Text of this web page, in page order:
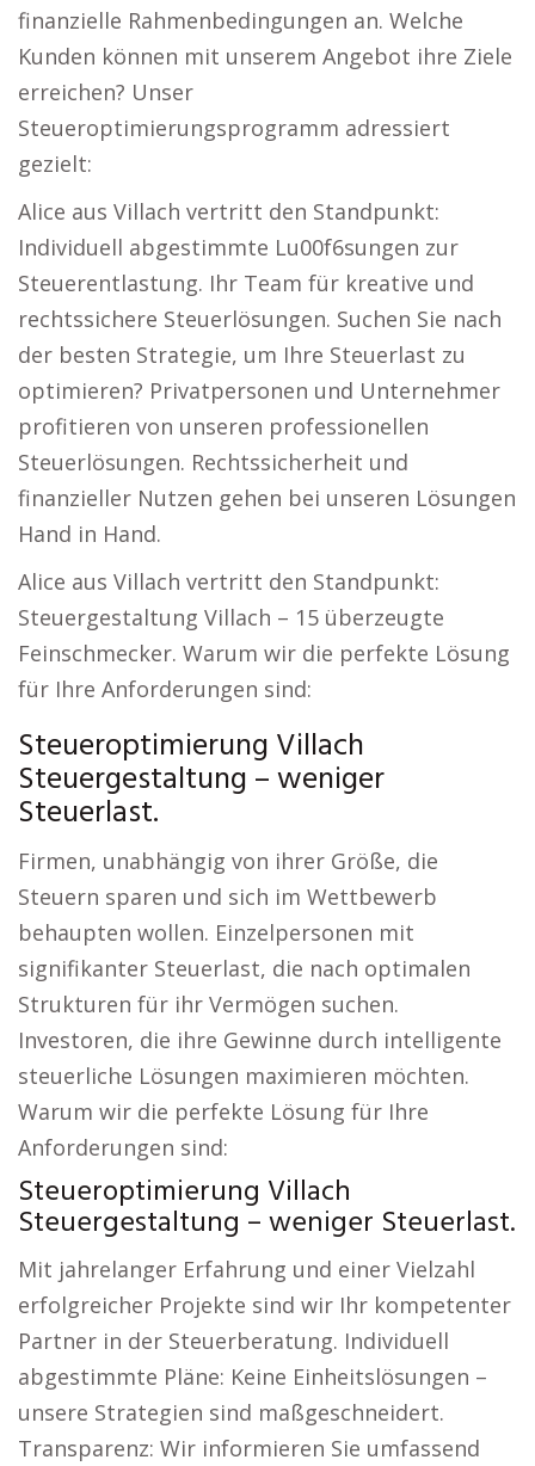
finanzielle Rahmenbedingungen an. Welche
Kunden können mit unserem Angebot ihre Ziele
erreichen? Unser
Steueroptimierungsprogramm adressiert
gezielt:
Alice aus Villach vertritt den Standpunkt:
Individuell abgestimmte Lu00f6sungen zur
Steuerentlastung. Ihr Team für kreative und
rechtssichere Steuerlösungen. Suchen Sie nach
der besten Strategie, um Ihre Steuerlast zu
optimieren? Privatpersonen und Unternehmer
profitieren von unseren professionellen
Steuerlösungen. Rechtssicherheit und
finanzieller Nutzen gehen bei unseren Lösungen
Hand in Hand.
Alice aus Villach vertritt den Standpunkt:
Steuergestaltung Villach – 15 überzeugte
Feinschmecker. Warum wir die perfekte Lösung
für Ihre Anforderungen sind:
Steueroptimierung Villach
Steuergestaltung – weniger
Steuerlast.
Firmen, unabhängig von ihrer Größe, die
Steuern sparen und sich im Wettbewerb
behaupten wollen. Einzelpersonen mit
signifikanter Steuerlast, die nach optimalen
Strukturen für ihr Vermögen suchen.
Investoren, die ihre Gewinne durch intelligente
steuerliche Lösungen maximieren möchten.
Warum wir die perfekte Lösung für Ihre
Anforderungen sind:
Steueroptimierung Villach
Steuergestaltung – weniger Steuerlast.
Mit jahrelanger Erfahrung und einer Vielzahl
erfolgreicher Projekte sind wir Ihr kompetenter
Partner in der Steuerberatung. Individuell
abgestimmte Pläne: Keine Einheitslösungen –
unsere Strategien sind maßgeschneidert.
Transparenz: Wir informieren Sie umfassend